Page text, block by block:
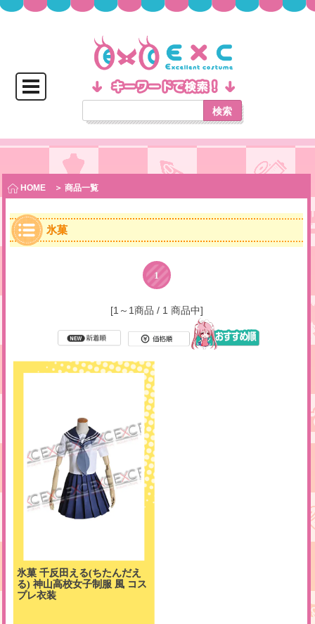
検索
HOME ＞ 商品一覧
氷菓
1
[1～1商品 / 1 商品中]
氷菓 千反田える(ちたんだえ
る) 神山高校女子制服 風 コス
プレ衣装